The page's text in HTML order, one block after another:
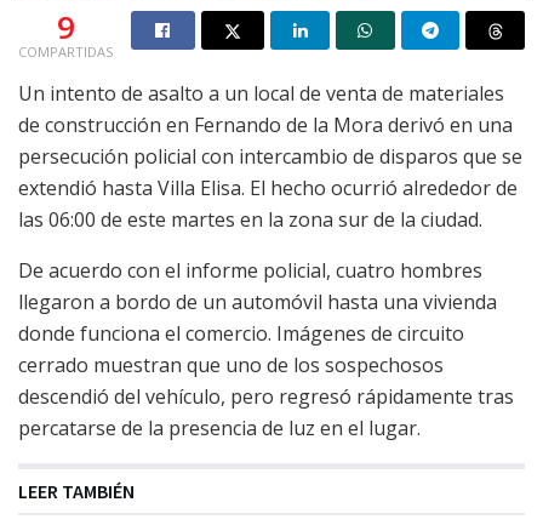
9
COMPARTIDAS
Un intento de asalto a un local de venta de materiales
de construcción en Fernando de la Mora derivó en una
persecución policial con intercambio de disparos que se
extendió hasta Villa Elisa. El hecho ocurrió alrededor de
las 06:00 de este martes en la zona sur de la ciudad.
De acuerdo con el informe policial, cuatro hombres
llegaron a bordo de un automóvil hasta una vivienda
donde funciona el comercio. Imágenes de circuito
cerrado muestran que uno de los sospechosos
descendió del vehículo, pero regresó rápidamente tras
percatarse de la presencia de luz en el lugar.
LEER TAMBIÉN